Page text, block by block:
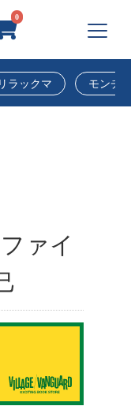
0
リラックマ モンチ
ァイ